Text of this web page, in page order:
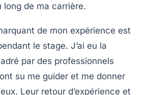
de ma carrière.
de mon expérience est
le stage. J’ai eu la
par des professionnels
su me guider et me donner
Leur retour d’expérience et